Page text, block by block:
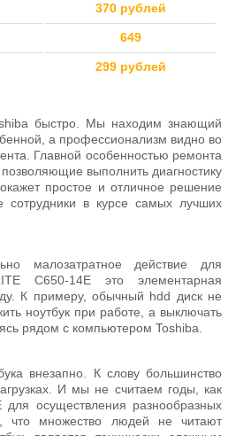
370 рублей
649
299 рублей
быстро. Мы находим знающий
а профессионализм видно во
Главной особенностью ремонта
выполнить диагностику
простое и отличное решение
в курсе самых лучших
малозатратное действие для
C650-14E это элементарная
К примеру, обычный hdd диск не
ноутбук при работе, а выключать
рядом с компьютером Toshiba.
внезапно. К слову большинство
И мы не считаем годы, как
для осуществления разнообразных
что множество людей не читают